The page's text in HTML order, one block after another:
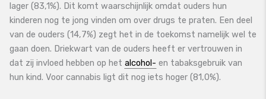
lager (83,1%). Dit komt waarschijnlijk omdat ouders hun
kinderen nog te jong vinden om over drugs te praten. Een deel
van de ouders (14,7%) zegt het in de toekomst namelijk wel te
gaan doen. Driekwart van de ouders heeft er vertrouwen in
dat zij invloed hebben op het alcohol- en tabaksgebruik van
hun kind. Voor cannabis ligt dit nog iets hoger (81,0%).